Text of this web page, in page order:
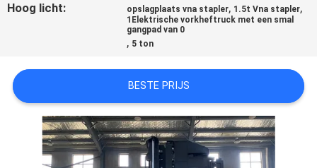
CITAAT
SITEMAP
PRIVACY
POLICY
Hoog licht: opslagplaats vna stapler, 1.5t Vna stapler,
1Elektrische vorkheftruck met een smal
gangpad van 0
, 5 ton
BESTE PRIJS